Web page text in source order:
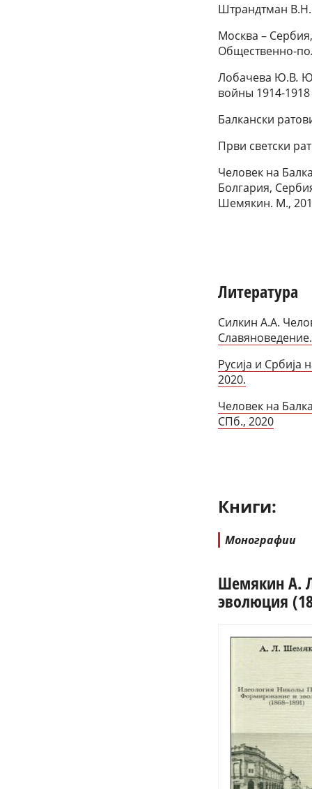
Штрандтман
Москва –
Общественно-
Лобачева Ю.В.
войны 1914-
Балкански
Први светски
Человек на
Болгария,
Шемякин. М.,
Литература
Силкин А.А.
Русија и Србија
2020.
Человек на
СПб., 2020
Книги:
Монографии
Шемякин А.
эволюция